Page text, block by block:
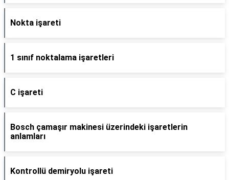
Nokta işareti
1 sınıf noktalama işaretleri
C işareti
Bosch çamaşır makinesi üzerindeki işaretlerin
anlamları
Kontrollü demiryolu işareti